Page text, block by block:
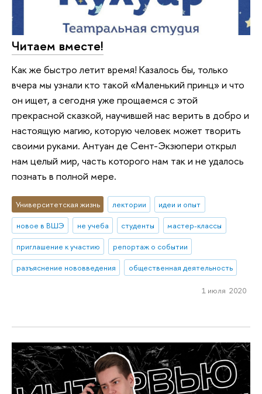
Читаем вместе!
Как же быстро летит время! Казалось бы, только
вчера мы узнали кто такой «Маленький принц» и что
он ищет, а сегодня уже прощаемся с этой
прекрасной сказкой, научившей нас верить в добро и
настоящую магию, которую человек может творить
своими руками. Антуан де Сент-Экзюпери открыл
нам целый мир, часть которого нам так и не удалось
познать в полной мере.
Университетская жизнь лектории
идеи и опыт
новое в ВШЭ
не учеба студенты
мастер-классы
приглашение к участию
репортаж о событии
разъяснение нововведения
общественная деятельность
1 июля 2020